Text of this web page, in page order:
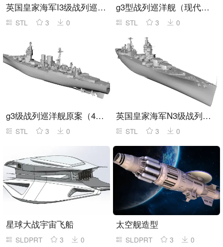
英国皇家海军I3级战列巡洋舰（现代化改装）
STL 3 0
g3型战列巡洋舰（现代化改装）
STL 3 0
g3级战列巡洋舰原案（431mm舰炮）现代化改装
STL 3 0
英国皇家海军N3级战列舰（4X431舰炮）现代化改装
STL 3 0
星球大战宇宙飞船
SLDPRT 3 0
太空舰造型
SLDPRT 3 0